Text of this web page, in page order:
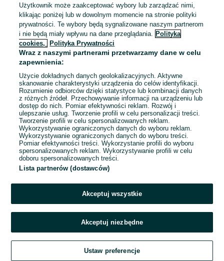
Użytkownik może zaakceptować wybory lub zarządzać nimi,
klikając poniżej lub w dowolnym momencie na stronie polityki
prywatności. Te wybory będą sygnalizowane naszym partnerom
i nie będą miały wpływu na dane przeglądania. Polityka
cookies,
Polityka Prywatności
Wraz z naszymi partnerami przetwarzamy dane w celu
zapewnienia:
Użycie dokładnych danych geolokalizacyjnych. Aktywne
skanowanie charakterystyki urządzenia do celów identyfikacji.
Rozumienie odbiorców dzięki statystyce lub kombinacji danych
z różnych źródeł. Przechowywanie informacji na urządzeniu lub
dostęp do nich. Pomiar efektywności reklam. Rozwój i
ulepszanie usług. Tworzenie profili w celu personalizacji treści.
Tworzenie profili w celu spersonalizowanych reklam.
Wykorzystywanie ograniczonych danych do wyboru reklam.
Wykorzystywanie ograniczonych danych do wyboru treści.
Pomiar efektywności treści. Wykorzystanie profili do wyboru
spersonalizowanych reklam. Wykorzystywanie profili w celu
doboru spersonalizowanych treści.
Lista partnerów (dostawców)
Akceptuj wszystkie
Akceptuj niezbędne
Ustaw preferencje